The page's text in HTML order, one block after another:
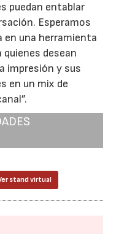
puedan entablar
Esperamos
en una herramienta
desean
impresión y sus
en un mix de
stand virtual